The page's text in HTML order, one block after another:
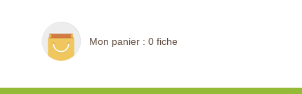
Mon panier : 0 fiche